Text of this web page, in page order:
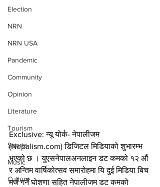
Election
NRN
NRN USA
Pandemic
Community
Opinion
Literature
Tourism
Sports
Music
Culture
Exclusive: न्यू योर्क- नेपालीजम
(Nepalism.com) डिजिटल मिडियाको शुभारम्भ
भएको छ । युएसनेपालअनलाइन डट कमको १२ औं
र अन्तिम वार्षिकोत्सव समारोहमा यि दुई मिडिया बिच
मर्ज गर्ने घोशणा सहित नेपालीजम डट कमको